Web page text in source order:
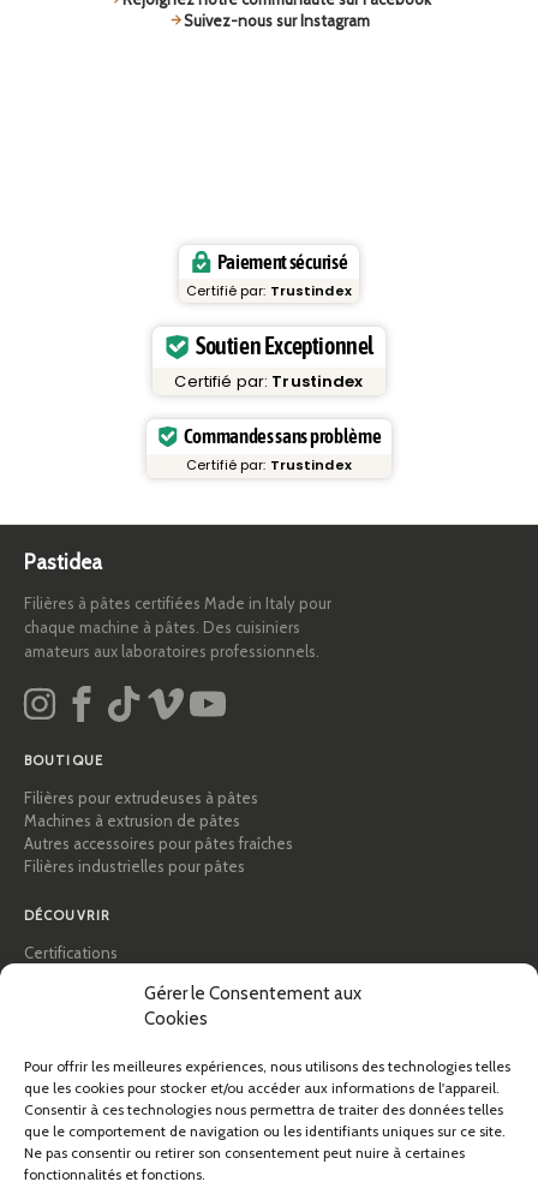
Gérer le Consentement aux
Cookies
Pour offrir les meilleures expériences, nous utilisons des technologies telles
que les cookies pour stocker et/ou accéder aux informations de l'appareil.
Consentir à ces technologies nous permettra de traiter des données telles
que le comportement de navigation ou les identifiants uniques sur ce site.
Ne pas consentir ou retirer son consentement peut nuire à certaines
fonctionnalités et fonctions.
Suivez-nous sur Instagram
Paiement sécurisé
Certifié par: Trustindex
Soutien Exceptionnel
Certifié par: Trustindex
Commandes sans problème
Certifié par: Trustindex
Pastidea
Filières à pâtes certifiées Made in Italy pour
chaque machine à pâtes. Des cuisiniers
amateurs aux laboratoires professionnels.
BOUTIQUE
Filières pour extrudeuses à pâtes
Machines à extrusion de pâtes
Autres accessoires pour pâtes fraîches
Filières industrielles pour pâtes
DÉCOUVRIR
Certifications
Conseils et guides pratiques
À propos de Pastidea
AIDE
FAQ et assistance
Contactez-nous